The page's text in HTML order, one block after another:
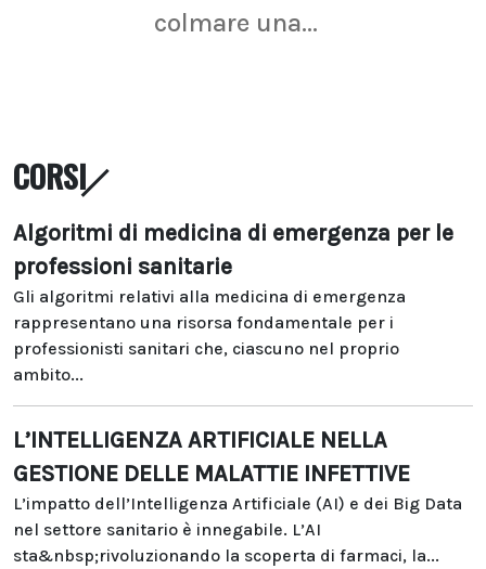
colmare una...
CORSI
Algoritmi di medicina di emergenza per le
professioni sanitarie
Gli algoritmi relativi alla medicina di emergenza
rappresentano una risorsa fondamentale per i
professionisti sanitari che, ciascuno nel proprio
ambito...
L’INTELLIGENZA ARTIFICIALE NELLA
GESTIONE DELLE MALATTIE INFETTIVE
L’impatto dell’Intelligenza Artificiale (AI) e dei Big Data
nel settore sanitario è innegabile. L’AI
sta&nbsp;rivoluzionando la scoperta di farmaci, la...